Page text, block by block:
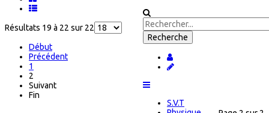
S.V.T
Résultats 19 à 22 sur 22
Début
Précédent
1
2
Suivant
Fin